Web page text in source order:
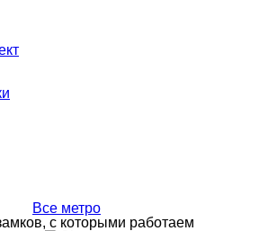
Все метро
с которыми работаем